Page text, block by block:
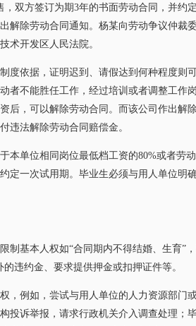
方签订为期3年的书面劳动合同，并约
解除劳动合同通知。杨某向劳动争议仲裁
术开发区人民法院。
依据，证明迟到、请假达到何种程度则
者不能胜任工作，经过培训或者调整工作
后，可以解除劳动合同。而该公司作出解
违法解除劳动合同赔偿金。
单位相同岗位最低档工资的80%或者劳
定一次试用期。毕业生必须与用人单位明
基本人权如“合同期内不得结婚、生育”
违约金、要求提供押金或扣押证件等。
例如，尝试与用人单位的人力资源部门
投诉举报，请求行政机关介入调查处理；